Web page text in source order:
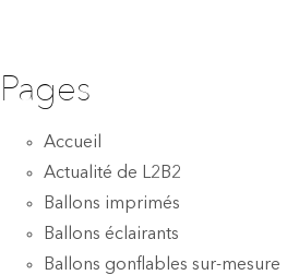
Pages
Accueil
Actualité de L2B2
Ballons imprimés
Ballons éclairants
Ballons gonflables sur-mesure